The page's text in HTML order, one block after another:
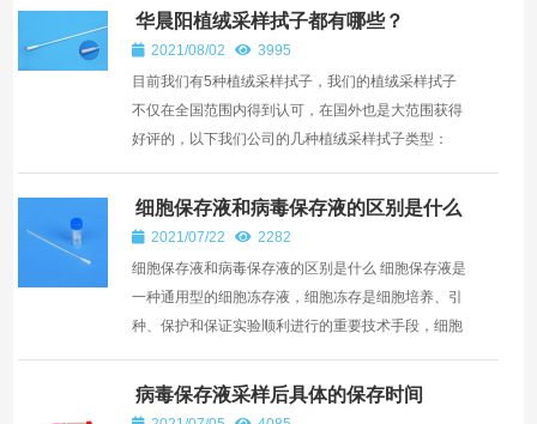
华晨阳植绒采样拭子都有哪些？
2021/08/02
3995
目前我们有5种植绒采样拭子，我们的植绒采样拭子
不仅在全国范围内得到认可，在国外也是大范围获得
好评的，以下我们公司的几种植绒采样拭子类型：
者咽喉内感染...
细胞保存液和病毒保存液的区别是什么
2021/07/22
2282
细胞保存液和病毒保存液的区别是什么 细胞保存液是
一种通用型的细胞冻存液，细胞冻存是细胞培养、引
种、保护和保证实验顺利进行的重要技术手段，细胞
以保存细...
病毒保存液采样后具体的保存时间